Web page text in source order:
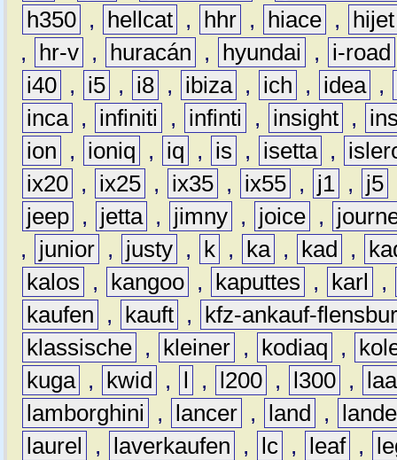
h350 , hellcat , hhr , hiace ,
hijet
,
hr-v , huracán , hyundai ,
i-road
i40 , i5 , i8 , ibiza , ich , idea ,
inca , infiniti , infinti , insight ,
ion
, ioniq , iq , is , isetta ,
ix20 , ix25 , ix35 , ix55 , j1 , j5
jeep , jetta , jimny , joice ,
,
junior , justy , k , ka , kad ,
kalos
, kangoo , kaputtes , karl
,
kaufen
, kauft ,
kfz-ankauf-
klassische , kleiner , kodiaq ,
kuga , kwid , l , l200 , l300 ,
lamborghini
, lancer , land ,
laurel
, laverkaufen , lc , leaf ,